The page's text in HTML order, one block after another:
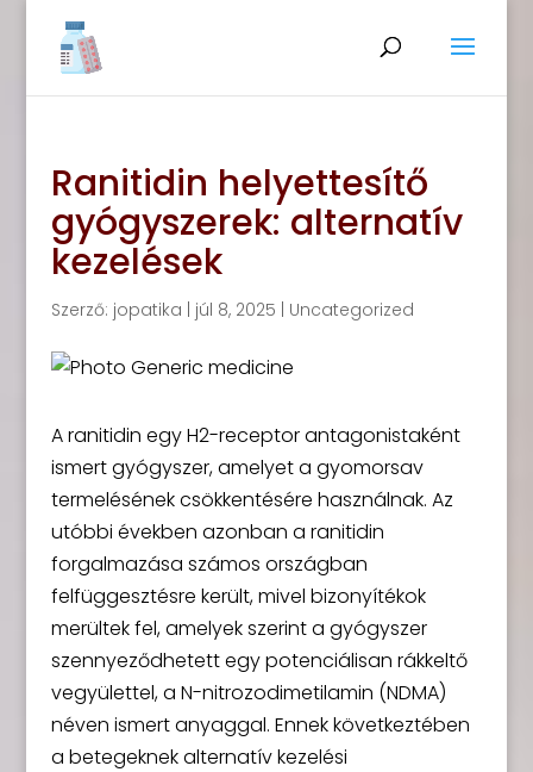
Ranitidin helyettesítő
gyógyszerek: alternatív
kezelések
Szerző: jopatika júl 8, 2025 Uncategorized
A ranitidin egy H2-receptor antagonistaként
ismert gyógyszer, amelyet a gyomorsav
termelésének csökkentésére használnak. Az
utóbbi években azonban a ranitidin
forgalmazása számos országban
felfüggesztésre került, mivel bizonyítékok
merültek fel, amelyek szerint a gyógyszer
szennyeződhetett egy potenciálisan rákkeltő
vegyülettel, a N-nitrozodimetilamin (NDMA)
néven ismert anyaggal. Ennek következtében
a betegeknek alternatív kezelési